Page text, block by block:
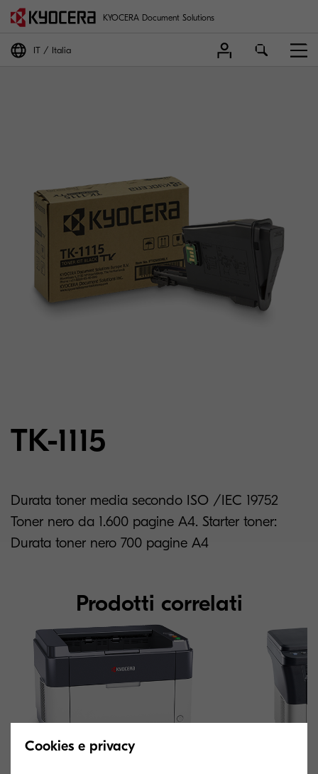
KYOCERA Document Solutions
IT Italia
TK-1115
Durata toner media secondo ISO /IEC 19752
Toner nero da 1.600 pagine A4. Starter toner:
Durata toner nero 700 pagine A4
Prodotti correlati
Cookies e privacy